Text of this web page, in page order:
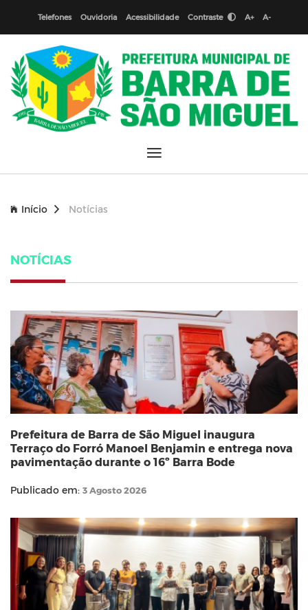
Telefones Ouvidoria Acessibilidade Contraste A+ A-
Início Notícias
NOTÍCIAS
Prefeitura de Barra de São Miguel inaugura
Terraço do Forró Manoel Benjamin e entrega nova
pavimentação durante o 16º Barra Bode
Publicado em: 3 Agosto 2026